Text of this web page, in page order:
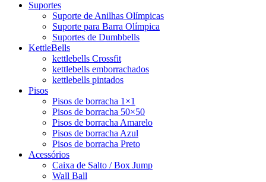
Suportes
Suporte de Anilhas Olímpicas
Suporte para Barra Olímpica
Suportes de Dumbbells
KettleBells
kettlebells Crossfit
kettlebells emborrachados
kettlebells pintados
Pisos
Pisos de borracha 1×1
Pisos de borracha 50×50
Pisos de borracha Amarelo
Pisos de borracha Azul
Pisos de borracha Preto
Acessórios
Caixa de Salto / Box Jump
Wall Ball